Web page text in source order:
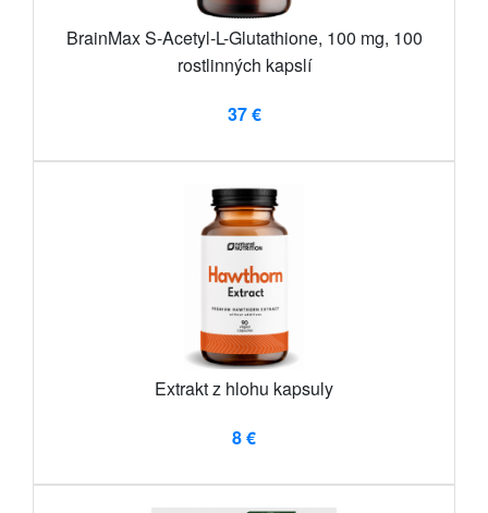
BrainMax S-Acetyl-L-Glutathione, 100 mg, 100
rostlinných kapslí
37 €
Extrakt z hlohu kapsuly
8 €